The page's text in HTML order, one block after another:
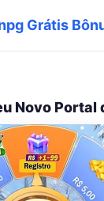
Grátis
Novo